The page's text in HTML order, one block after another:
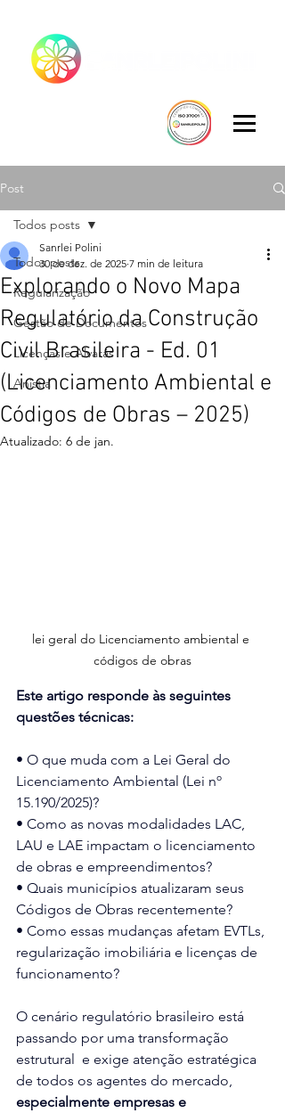
Post
Todos posts
Regularização
Gestão de Documentos
Licenças e Alvarás
Anistia
Todos posts
Explorando o Novo Mapa
Regulatório da Construção
Civil Brasileira - Ed. 01
(Licenciamento Ambiental e
Códigos de Obras – 2025)
Sanrlei Polini
30 de dez. de 2025 7 min de leitura
Atualizado: 6 de jan.
lei geral do Licenciamento ambiental e
códigos de obras
Este artigo responde às seguintes
questões técnicas:
• O que muda com a Lei Geral do
Licenciamento Ambiental (Lei nº
15.190/2025)?
• Como as novas modalidades LAC,
LAU e LAE impactam o licenciamento
de obras e empreendimentos?
• Quais municípios atualizaram seus
Códigos de Obras recentemente?
• Como essas mudanças afetam EVTLs,
regularização imobiliária e licenças de
funcionamento?
O cenário regulatório brasileiro está
passando por uma transformação
estrutural  e exige atenção estratégica
de todos os agentes do mercado,
especialmente empresas e